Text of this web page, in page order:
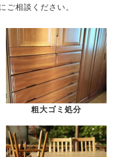
ご相談ください。
粗大ゴミ処分